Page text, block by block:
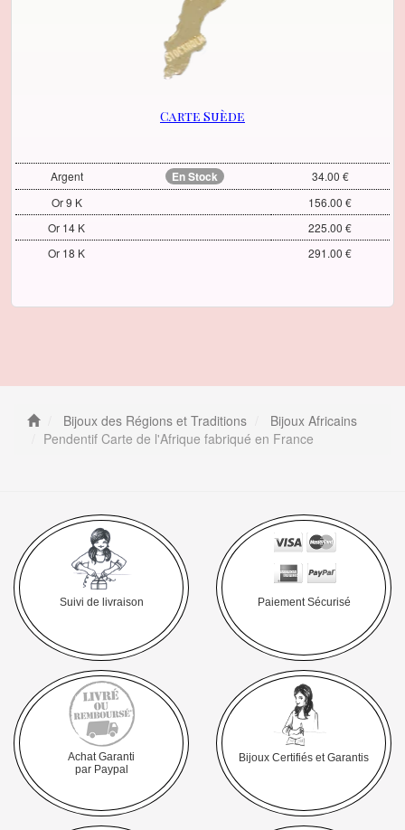
Carte Suède
Argent En Stock
34.00 €
Or 9 K
156.00 €
Or 14 K
225.00 €
Or 18 K
291.00 €
Bijoux des Régions et Traditions
Bijoux Africains
Pendentif Carte de l'Afrique fabriqué en France
Suivi de livraison Paiement Sécurisé
Achat Garanti
par Paypal
Bijoux Certifiés et Garantis